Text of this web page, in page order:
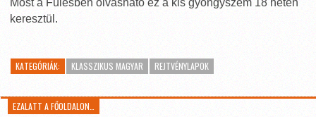
Most a Fülesben olvasható ez a kis gyöngyszem 18 héten
keresztül.
KATEGÓRIÁK: KLASSZIKUS MAGYAR REJTVÉNYLAPOK
EZALATT A FŐOLDALON…